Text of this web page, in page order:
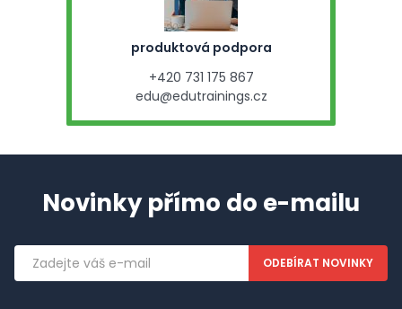
produktová podpora
+420 731 175 867
edu@edutrainings.cz
Novinky přímo do e-mailu
Emailová
adresa